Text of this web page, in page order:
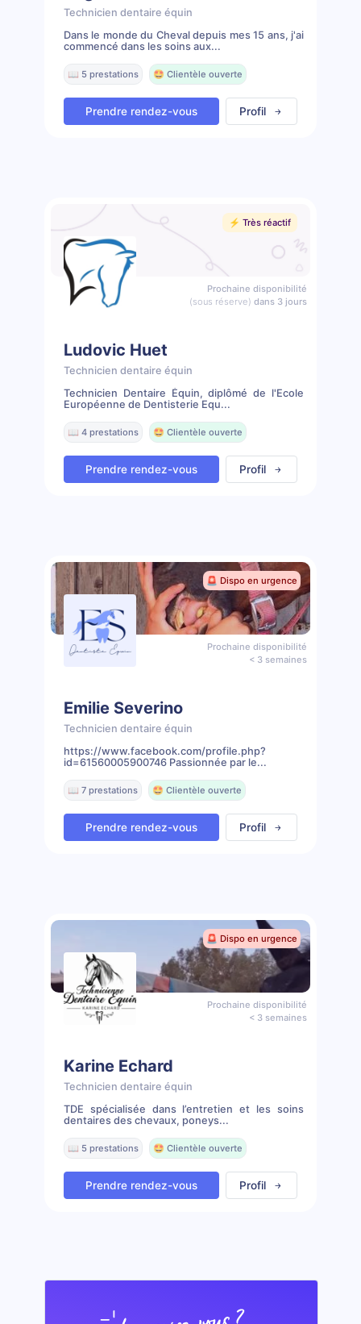
Technicien dentaire équin
Dans le monde du Cheval depuis mes 15 ans, j'ai
commencé dans les soins aux...
📖 5 prestations 🤩 Clientèle ouverte
Prendre rendez-vous Profil
⚡️ Très réactif
Prochaine disponibilité
(sous réserve) dans 3 jours
Ludovic Huet
Technicien dentaire équin
Technicien Dentaire Équin, diplômé de l'Ecole
Européenne de Dentisterie Equ...
📖 4 prestations 🤩 Clientèle ouverte
Prendre rendez-vous Profil
🚨 Dispo en urgence
Prochaine disponibilité
< 3 semaines
Emilie Severino
Technicien dentaire équin
https://www.facebook.com/profile.php?
id=61560005900746 Passionnée par le...
📖 7 prestations 🤩 Clientèle ouverte
Prendre rendez-vous Profil
🚨 Dispo en urgence
Prochaine disponibilité
< 3 semaines
Karine Echard
Technicien dentaire équin
TDE spécialisée dans l’entretien et les soins
dentaires des chevaux, poneys...
📖 5 prestations 🤩 Clientèle ouverte
Prendre rendez-vous Profil